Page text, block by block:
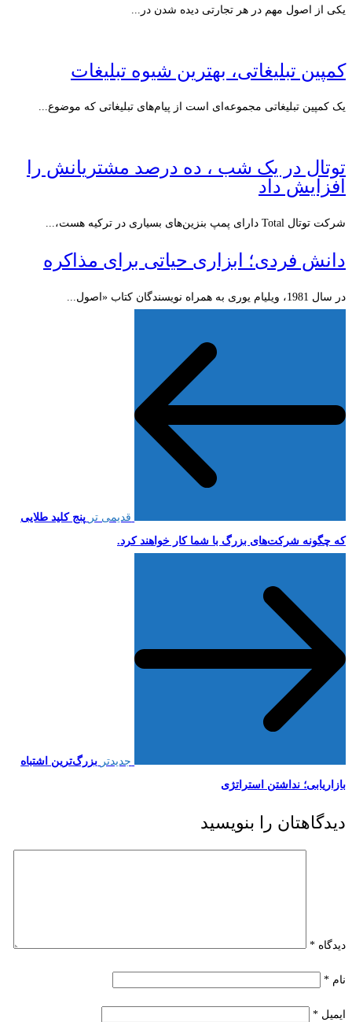
یکی از اصول مهم در هر تجارتی دیده شدن در...
کمپین تبلیغاتی، بهترین شیوه تبلیغات
یک کمپین تبلیغاتی مجموعه‌ای است از پیام‌های تبلیغاتی که موضوع...
توتال در یک شب ، ده درصد مشتریانش را
افزایش داد
شرکت توتال Total دارای پمپ بنزین‌های بسیاری در ترکیه هست،...
دانش فردی؛ ابزاری حیاتی برای مذاكره
در سال 1981، ویلیام یوری به همراه نویسندگان کتاب «اصول...
قدیمی تر پنج کلید طلایی
که چگونه شرکت‌های بزرگ با شما کار خواهند کرد.
جدیدتر بزرگ‌ترین اشتباه
بازاریابی؛ نداشتن استراتژی
دیدگاهتان را بنویسید
دیدگاه *
نام *
ایمیل *